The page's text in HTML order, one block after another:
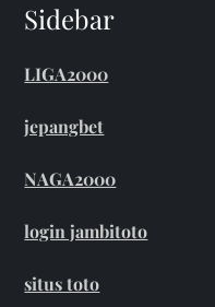
Sidebar
LIGA2000
jepangbet
NAGA2000
login jambitoto
situs toto